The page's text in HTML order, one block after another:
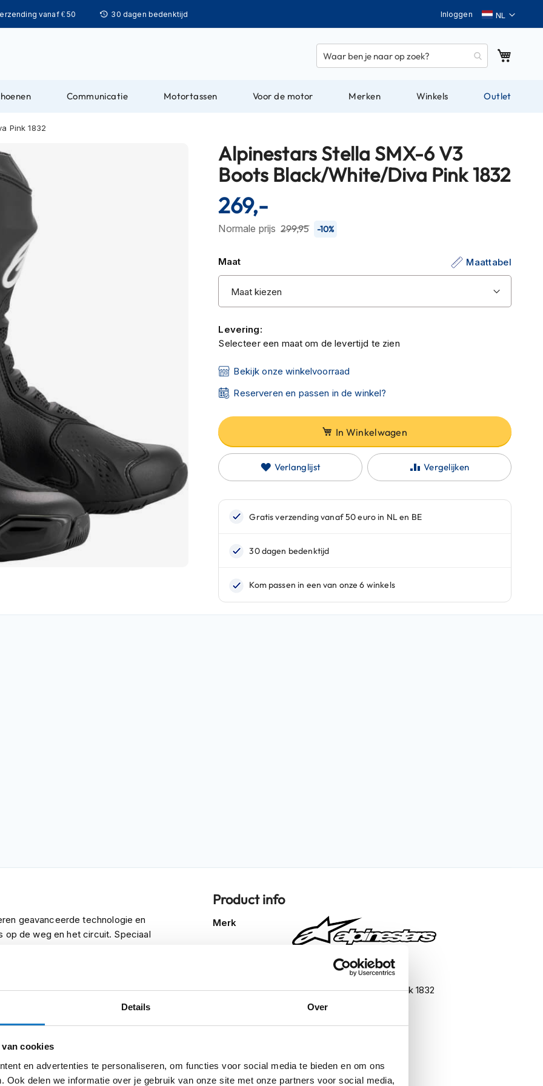
Details Over
cookies
en advertenties te personaliseren, om functies voor social media te bieden en om ons
Ook delen we informatie over je gebruik van onze site met onze partners voor social media,
vanaf € 50 30 dagen bedenktijd Taal
Inloggen
Communicatie Motortassen Voor de motor Merken Winkels Outlet
Pink 1832
Alpinestars Stella SMX-6 V3
Boots Black/White/Diva Pink 1832
Normale prijs 299,95 -10%
269,-
Maat Maattabel
Levering:
Selecteer een maat om de levertijd te zien
Bekijk onze winkelvoorraad
Reserveren en passen in de winkel?
In Winkelwagen
Verlanglijst Vergelijken
geavanceerde technologie en
op de weg en het circuit. Speciaal
anatomische pasvorm die optimale
omstandigheden rijdt of lange dagen
stijl en functionaliteit.
lichtgewicht prestaties en hoge
zorgt ervoor dat je voeten droog
bewegingsvrijheid bevorderen. Het
zorgt voor een perfect
unieke enkelbrace-systeem, dat
Product info
Meer
Merk
Stella SMX-6 V3
Kleurstelling Boots Black/White/Diva Pink 1832
Motorlaarzen
Vrouw